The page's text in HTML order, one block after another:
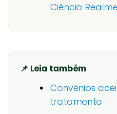
Ciência
📌 Leia também
Convênios
tratamento